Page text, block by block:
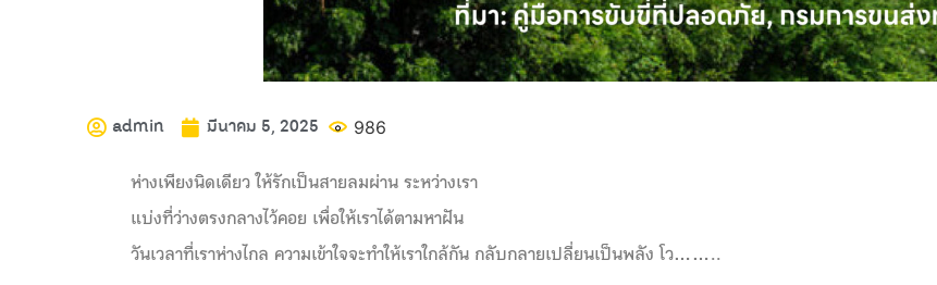
admin มีนาคม 5, 2025 986
ห่างเพียงนิดเดียว ให้รักเป็นสายลมผ่าน ระหว่างเรา
แบ่งที่ว่างตรงกลางไว้คอย เพื่อให้เราได้ตามหาฝัน
วันเวลาที่เราห่างไกล ความเข้าใจจะทำให้เราใกล้กัน กลับกลายเปลี่ยนเป็นพลัง โว……..